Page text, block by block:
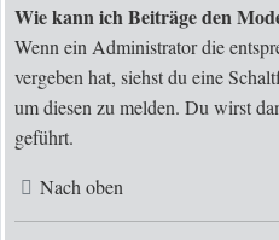
Wie kann ich Beiträge den
Wenn ein Administrator die
vergeben hat, siehst du eine
um diesen zu melden. Du wirst
geführt.
Nach oben